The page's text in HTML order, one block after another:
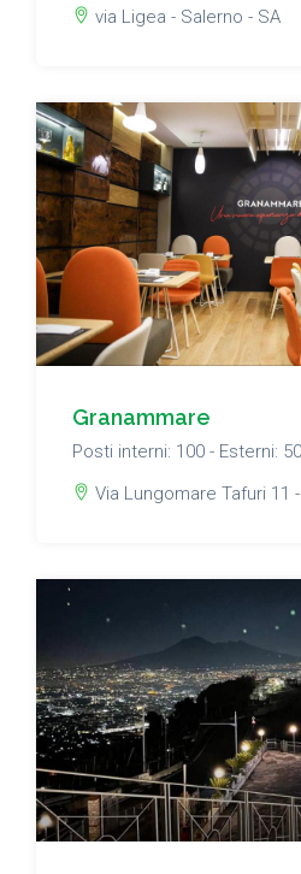
via Ligea - Salerno - SA
Granammare
Posti interni: 100 - Esterni: 50
Via Lungomare Tafuri 11